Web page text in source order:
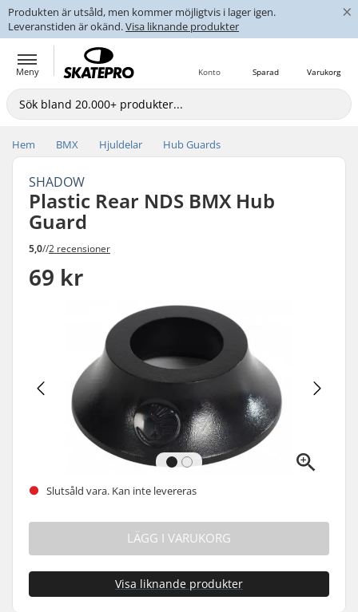
Produkten är utsåld, men kommer möjligtvis i lager igen.
Leveranstiden är okänd.Visa liknande produkter
×
Meny Varukorg
Sparad
Konto
Hem BMX Hjuldelar Hub Guards
SHADOW
Plastic Rear NDS BMX Hub
Guard
5,0//2 recensioner
69 kr
Slutsåld vara. Kan inte levereras
LÄGG I VARUKORG
Visa liknande produkter